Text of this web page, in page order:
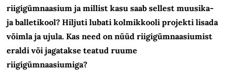
riigigümnaasium ja millist kasu saab sellest muusika-
ja balletikool? Hiljuti lubati kolmikkooli projekti lisada
võimla ja ujula. Kas need on nüüd riigigümnaasiumist
eraldi või jagatakse teatud ruume
riigigümnaasiumiga?